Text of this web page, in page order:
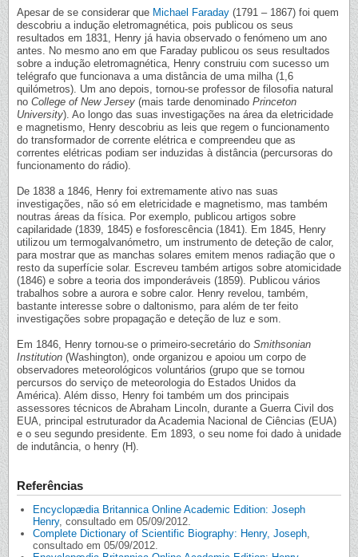
Apesar de se considerar que Michael Faraday (1791 – 1867) foi quem
descobriu a indução eletromagnética, pois publicou os seus
resultados em 1831, Henry já havia observado o fenómeno um ano
antes. No mesmo ano em que Faraday publicou os seus resultados
sobre a indução eletromagnética, Henry construiu com sucesso um
telégrafo que funcionava a uma distância de uma milha (1,6
quilómetros). Um ano depois, tornou-se professor de filosofia natural
no College of New Jersey (mais tarde denominado Princeton
University). Ao longo das suas investigações na área da eletricidade
e magnetismo, Henry descobriu as leis que regem o funcionamento
do transformador de corrente elétrica e compreendeu que as
correntes elétricas podiam ser induzidas à distância (percursoras do
funcionamento do rádio).
De 1838 a 1846, Henry foi extremamente ativo nas suas
investigações, não só em eletricidade e magnetismo, mas também
noutras áreas da física. Por exemplo, publicou artigos sobre
capilaridade (1839, 1845) e fosforescência (1841). Em 1845, Henry
utilizou um termogalvanómetro, um instrumento de deteção de calor,
para mostrar que as manchas solares emitem menos radiação que o
resto da superfície solar. Escreveu também artigos sobre atomicidade
(1846) e sobre a teoria dos imponderáveis (1859). Publicou vários
trabalhos sobre a aurora e sobre calor. Henry revelou, também,
bastante interesse sobre o daltonismo, para além de ter feito
investigações sobre propagação e deteção de luz e som.
Em 1846, Henry tornou-se o primeiro-secretário do Smithsonian
Institution (Washington), onde organizou e apoiou um corpo de
observadores meteorológicos voluntários (grupo que se tornou
percursos do serviço de meteorologia do Estados Unidos da
América). Além disso, Henry foi também um dos principais
assessores técnicos de Abraham Lincoln, durante a Guerra Civil dos
EUA, principal estruturador da Academia Nacional de Ciências (EUA)
e o seu segundo presidente. Em 1893, o seu nome foi dado à unidade
de indutância, o henry (H).
Referências
Encyclopædia Britannica Online Academic Edition: Joseph
Henry, consultado em 05/09/2012.
Complete Dictionary of Scientific Biography: Henry, Joseph
consultado em 05/09/2012.